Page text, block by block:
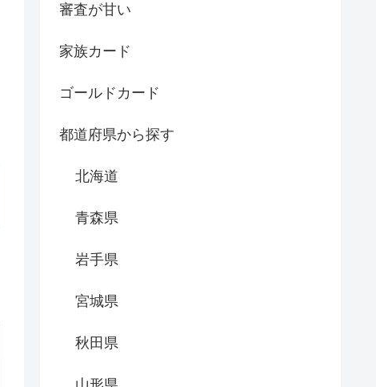
審査が甘い
家族カード
ゴールドカード
都道府県から探す
北海道
青森県
岩手県
宮城県
秋田県